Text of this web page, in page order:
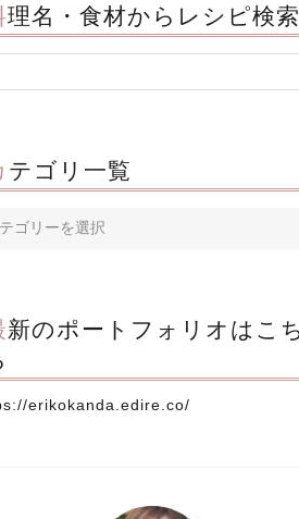
料理名・食材からレシピ検索
カテゴリ一覧
ち
erikokanda.edire.co/